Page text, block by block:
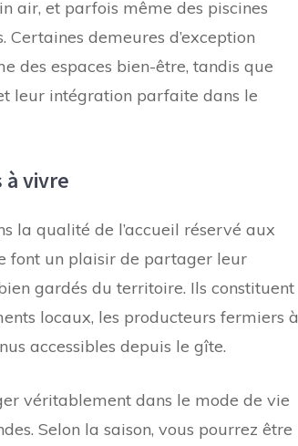
air, et parfois même des piscines
demeures d’exception
des espaces bien-être, tandis que
leur intégration parfaite dans le
vivre
la qualité de l’accueil réservé aux
font un plaisir de partager leur
gardés du territoire. Ils constituent
locaux, les producteurs fermiers à
accessibles depuis le gîte.
véritablement dans le mode de vie
Selon la saison, vous pourrez être